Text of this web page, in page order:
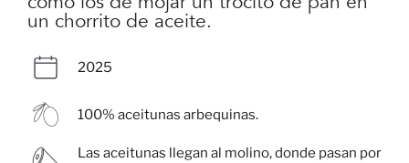
un chorrito de aceite.
2025
100% aceitunas arbequinas.
Las aceitunas llegan al molino, donde pasan por